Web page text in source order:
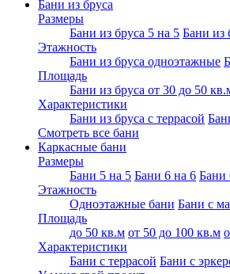
Бани из бруса
Размеры
Бани из бруса 5 на 5 Бани из
Этажность
Бани из бруса одноэтажные
Площадь
Бани из бруса от 30 до 50
Характеристики
Бани из бруса с террасой
Смотреть все бани
Каркасные бани
Размеры
Бани 5 на 5 Бани 6 на 6 Бани
Этажность
Одноэтажные бани Бани с
Площадь
до 50 кв.м от 50 до 100 кв.м
Характеристики
Бани с террасой Бани с